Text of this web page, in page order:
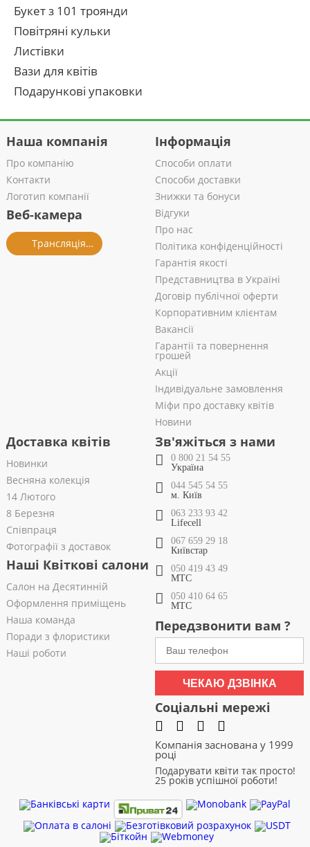
Букет з 101 троянди
Повітряні кульки
Листівки
Вази для квітів
Подарункові упаковки
Наша компанія
Про компанію
Контакти
Логотип компанії
Веб-камера
Трансляція із салону
Інформація
Способи оплати
Способи доставки
Знижки та бонуси
Відгуки
Про нас
Політика конфіденційності
Гарантія якості
Представництва в Україні
Договір публічної оферти
Корпоративним клієнтам
Вакансії
Гарантії та повернення
грошей
Акції
Індивідуальне замовлення
Міфи про доставку квітів
Новини
Доставка квітів
Новинки
Весняна колекція
14 Лютого
8 Березня
Співпраця
Фотографії з доставок
Наші Квіткові салони
Салон на Десятинній
Оформлення приміщень
Наша команда
Поради з флористики
Наші роботи
Зв'яжіться з нами
0 800 21 54 55
Україна
044 545 54 55
м. Київ
063 233 93 42
Lifecell
067 659 29 18
Київстар
050 419 43 49
МТС
050 410 64 65
МТС
Передзвонити вам ?
ЧЕКАЮ ДЗВІНКА
Соціальні мережі
Компанія заснована у 1999
році
Подарувати квіти так просто!
25 років успішної роботи!